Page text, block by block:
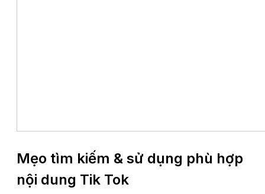
Mẹo tìm kiếm & sử dụng phù hợp
nội dung Tik Tok